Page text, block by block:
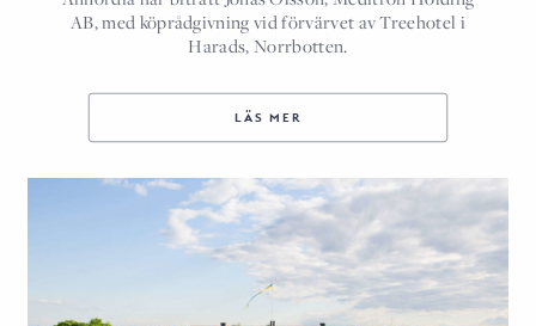
AB, med köprådgivning vid förvärvet av Treehotel i
Harads, Norrbotten.
LÄS MER